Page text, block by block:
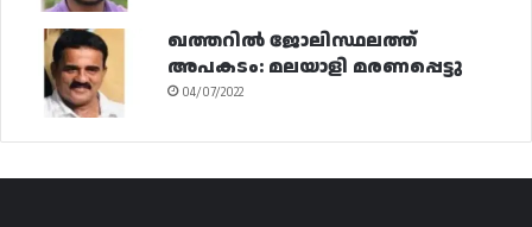
ഖത്തറിൽ ജോലിസ്ഥലത്ത്
അപകടം: മലയാളി മരണപ്പെട്ടു
04/07/2022